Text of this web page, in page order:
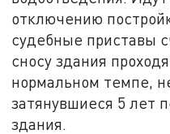
отключению
судебные приставы
сносу здания
нормальном темпе,
затянувшиеся 5 лет
здания.